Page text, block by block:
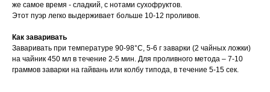
же самое время - сладкий, с нотами сухофруктов.
Этот пуэр легко выдерживает больше 10-12 проливов.
Как заваривать
Заваривать при температуре 90-98°C, 5-6 г заварки (2 чайных ложки)
на чайник 450 мл в течение 2-5 мин. Для проливного метода – 7-10
граммов заварки на гайвань или колбу типода, в течение 5-15 сек.